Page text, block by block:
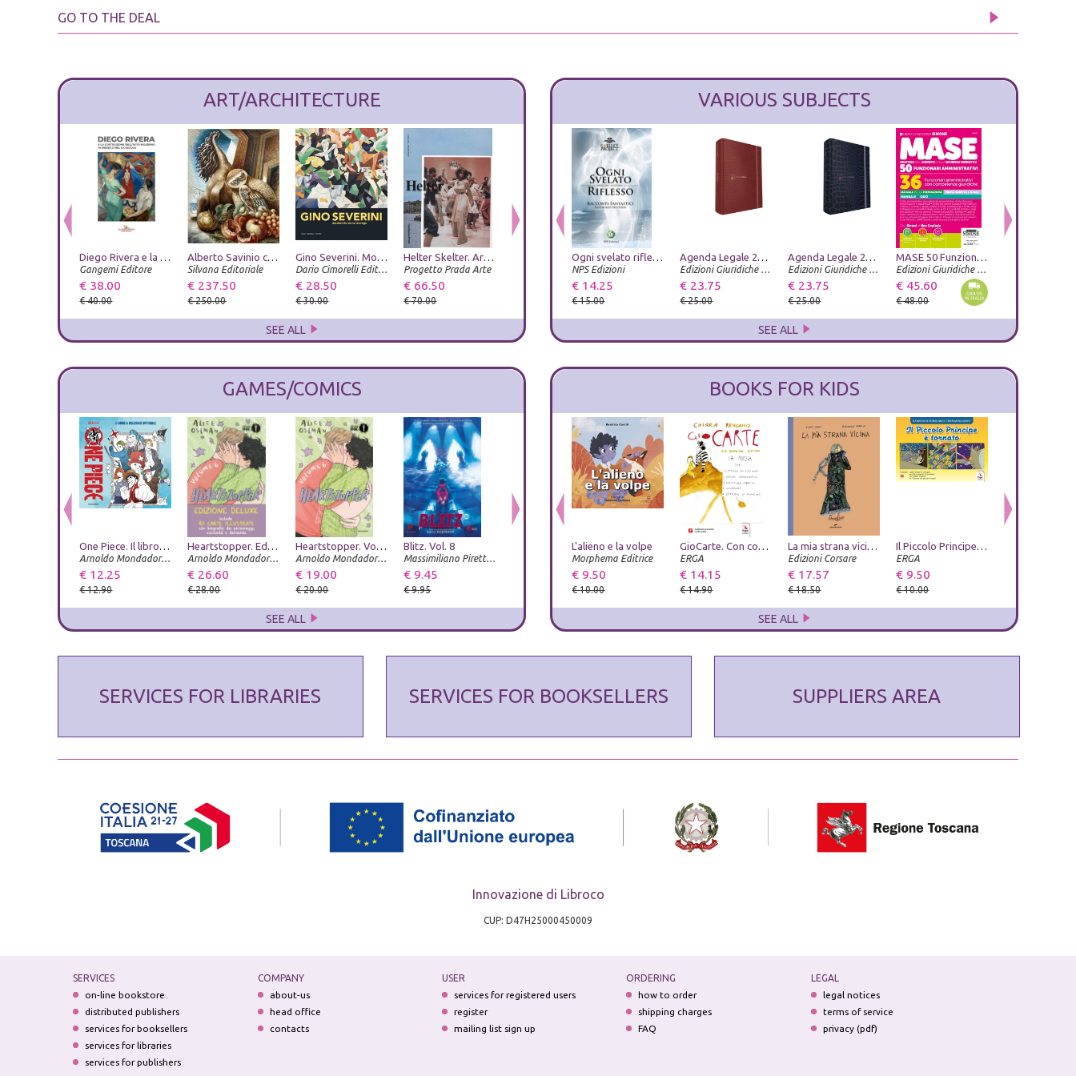
GO TO THE DEAL
ART/ARCHITECTURE
Diego Rivera e la costruzione dell'arte moderna in Messico nel XX secolo
Gangemi Editore
€ 38.00
€ 40.00
Alberto Savinio catalogo ragionato
Silvana Editoriale
€ 237.50
€ 250.00
Gino Severini. Modernità come dialogo
Dario Cimorelli Editore
€ 28.50
€ 30.00
Helter Skelter. Arthur Jafa and Richard Prince
Progetto Prada Arte
€ 66.50
€ 70.00
Pittori del Lazio meridionale nel Seicento. Orazio Zecca e gli altri
De Luca Editori d'arte
Metamorfosi. Ovidio e le arti. Catalogo della mostra (Roma, 23 giugno-20 settembre 2026). Ediz. illustrata
Umberto Allemandi
Studi tizianeschi. Annuario della Fondazione Centro studi Tiziano e Cadore. Ediz. illustrata. Vol. 15
ZeL Edizioni
Bellezza e Bruttezza. Ideale reale caricaturale nel rinascimento
Umberto Allemandi
SEE ALL
VARIOUS SUBJECTS
Ogni svelato riflesso. Racconti fantastici
NPS Edizioni
€ 14.25
€ 15.00
Agenda Legale 2027. Classica Lizard rosso. Con app Agenda Legale Pro
Edizioni Giuridiche Simone
€ 23.75
€ 25.00
Agenda Legale 2027. Law & Trend Croco purple. Con App Agenda Legale Pro
Edizioni Giuridiche Simone
€ 23.75
€ 25.00
MASE 50 Funzionari Amministrativi - 36 Funzionari amministrativi con competenze giuridiche - Manuale per la Preparazione - Prova Scritta + Orale - Manuale + Quiz
Edizioni Giuridiche Simone
€ 45.60
€ 48.00
SEE ALL
GAMES/COMICS
One Piece. Il libro da colorare ufficiale. Ediz. illustrata
Arnoldo Mondadori Editore
€ 12.25
€ 12.90
Heartstopper. Ediz. deluxe. Con Carte. Vol. 6
Arnoldo Mondadori Editore
€ 26.60
€ 28.00
Heartstopper. Vol. 6
Arnoldo Mondadori Editore
€ 19.00
€ 20.00
Blitz. Vol. 8
Massimiliano Piretti Editore
€ 9.45
€ 9.95
Humanity elect
Prospettiva Editrice
Tex. La letteratura più veloce del West
Luni Editrice
Ustica. Vergogna di Stato
Edizioni Ex Libris
Leggende napoletane. Vol. 3
Phoenix Publishing
SEE ALL
BOOKS FOR KIDS
L'alieno e la volpe
Morphema Editrice
€ 9.50
€ 10.00
GioCarte. Con contenuti ed esercizi multimediali
ERGA
€ 14.15
€ 14.90
La mia strana vicina. Ediz. a colori
Edizioni Corsare
€ 17.57
€ 18.50
Il Piccolo Principe è tornato. Ediz. a colori
ERGA
€ 9.50
€ 10.00
SEE ALL
SERVICES FOR LIBRARIES SERVICES FOR BOOKSELLERS SUPPLIERS AREA
Innovazione di Libroco
CUP: D47H25000450009
SERVICES
on-line bookstore
distributed publishers
services for booksellers
services for libraries
services for publishers
COMPANY
about-us
head office
contacts
USER
services for registered users
register
mailing list sign up
ORDERING
how to order
shipping charges
FAQ
LEGAL
legal notices
terms of service
privacy (pdf)